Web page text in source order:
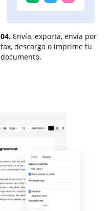
04. Envía, exporta, envía por
fax, descarga o imprime tu
documento.